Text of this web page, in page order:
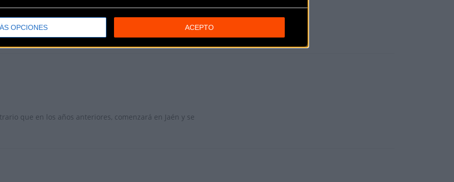
OPCIONES ACEPTO
:Forté Pharma,Lídercaravan,Maestre & SpecializedyKross
que en los años anteriores, comenzará en Jaén y se